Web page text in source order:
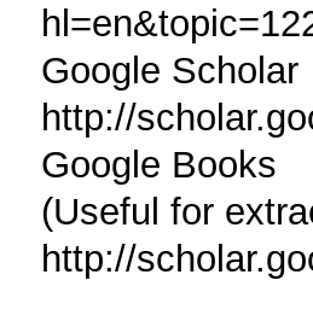
Google Scholar
http://
Google Books
(Useful for
http://